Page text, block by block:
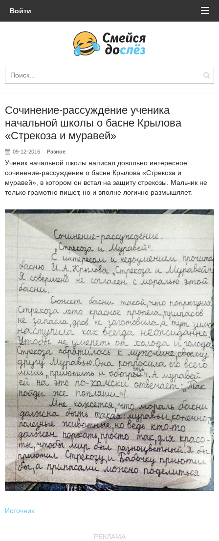
Войти
Сочинение-рассуждение ученика
начальной школы о басне Крылова
«Стрекоза и муравей»
09-12-2016 Разное
Ученик начальной школы написал довольно интересное
сочинение-рассуждение о басне Крылова «Стрекоза и
муравей», в котором он встал на защиту стрекозы. Мальчик не
только грамотно пишет, но и вполне логично размышляет.
Источник
РЕКЛАМА